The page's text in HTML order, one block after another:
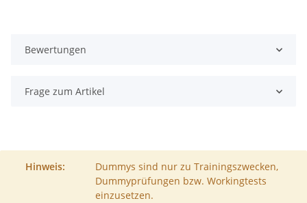
Bewertungen
Frage zum Artikel
Hinweis:
Dummys sind nur zu Trainingszwecken,
Dummyprüfungen bzw. Workingtests
einzusetzen.